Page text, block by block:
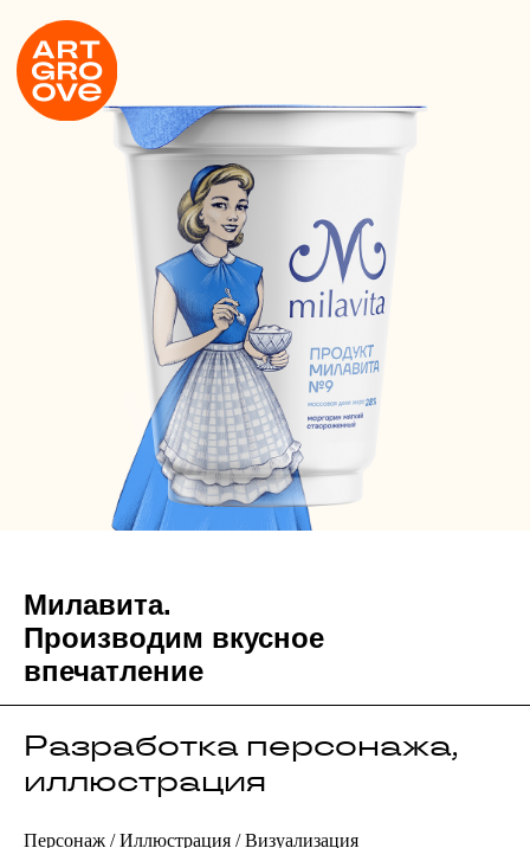
Милавита.
Производим вкусное
впечатление
Разработка персонажа,
иллюстрация
Персонаж / Иллюстрация / Визуализация